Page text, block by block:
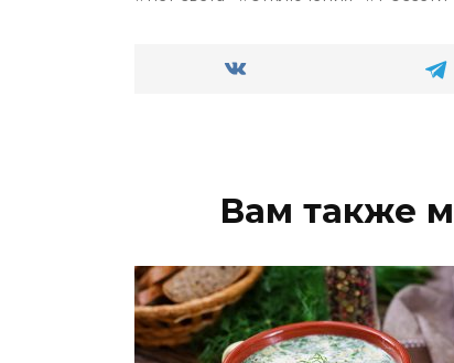
Вам также